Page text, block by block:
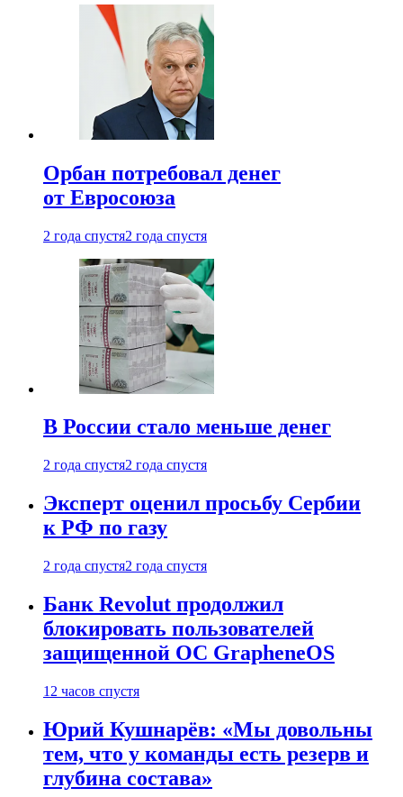
Орбан потребовал денег
от Евросоюза
2 года спустя2 года спустя
В России стало меньше денег
2 года спустя2 года спустя
Эксперт оценил просьбу Сербии
к РФ по газу
2 года спустя2 года спустя
Банк Revolut продолжил
блокировать пользователей
защищенной ОС GrapheneOS
12 часов спустя
Юрий Кушнарёв: «Мы довольны
тем, что у команды есть резерв и
глубина состава»